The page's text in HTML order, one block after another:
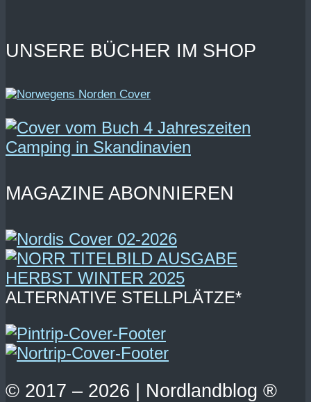
UNSERE BÜCHER IM SHOP
MAGAZINE ABONNIEREN
ALTERNATIVE STELLPLÄTZE*
© 2017 – 2026 | Nordlandblog ®